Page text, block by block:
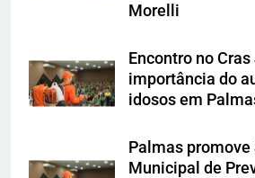
Morelli
Encontro no
importância do
idosos em
Palmas promove
Municipal de